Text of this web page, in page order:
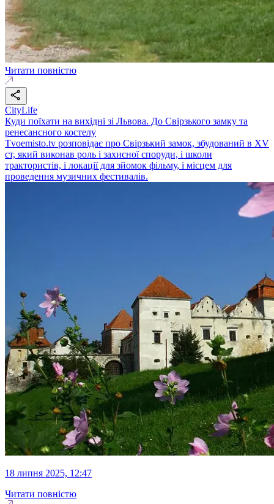
Читати повністю
CityLife
Куди поїхати на вихідні зі Львова. До Свірзького замку та
ренесансного костелу
Tvoemisto.tv розповідає про Свірзький замок, збудований в XV
ст, який виконав роль і захисної споруди, і школи
трактористів, і локації для зйомок фільму, і місцем для
проведення музичних фестивалів.
18 липня 2025, 12:47
Читати повністю